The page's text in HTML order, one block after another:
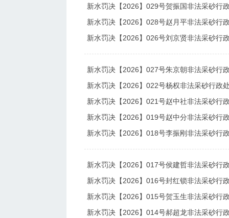
新水罚决【2026】029号贺振国非法采砂行
新水罚决【2026】028号赵月平非法采砂行
新水罚决【2026】026号刘京贤非法采砂行
新水罚决【2026】027号朱京朝非法采砂行
新水罚决【2026】022号杨权非法采砂行政
新水罚决【2026】021号赵中社非法采砂行
新水罚决【2026】019号赵中分非法采砂行
新水罚决【2026】018号李振刚非法采砂行
新水罚决【2026】017号侯建哲非法采砂行
新水罚决【2026】016号封红锁非法采砂行
新水罚决【2026】015号贺玉生非法采砂行
新水罚决【2026】014号郝超龙非法采砂行